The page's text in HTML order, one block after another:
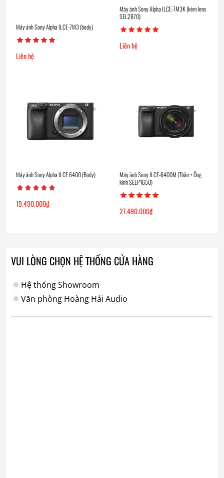
Máy ảnh Sony Alpha ILCE-7M3 (body)
Liên hệ
Máy ảnh Sony Alpha ILCE-7M3K (kèm lens
SEL2870)
Liên hệ
Máy ảnh Sony Alpha ILCE 6400 (Body)
19.490.000₫
Máy ảnh Sony ILCE-6400M (Thân + Ống
kính SELP1650)
27.490.000₫
VUI LÒNG CHỌN HỆ THỐNG CỬA HÀNG
Hệ thống Showroom
Văn phòng Hoàng Hải Audio